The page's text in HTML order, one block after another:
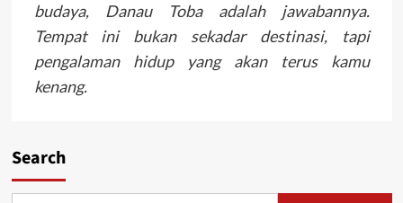
budaya, Danau Toba adalah jawabannya.
Tempat ini bukan sekadar destinasi, tapi
pengalaman hidup yang akan terus kamu
kenang.
Search